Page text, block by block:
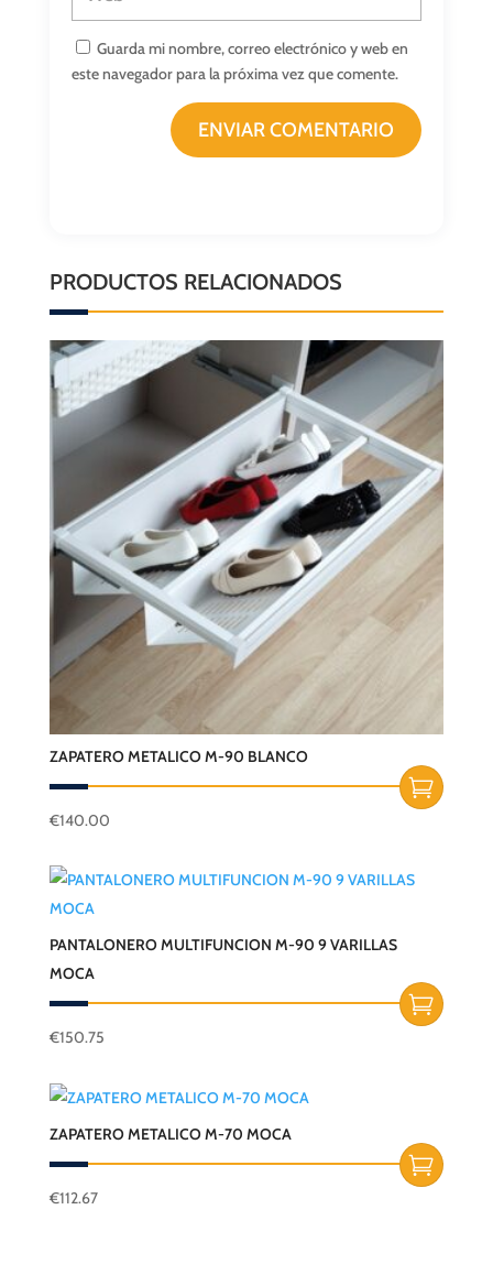
Guarda mi nombre, correo electrónico y web en
este navegador para la próxima vez que comente.
ENVIAR COMENTARIO
PRODUCTOS RELACIONADOS
ZAPATERO METALICO M-90 BLANCO
€140.00
PANTALONERO MULTIFUNCION M-90 9 VARILLAS
MOCA
€150.75
ZAPATERO METALICO M-70 MOCA
€112.67